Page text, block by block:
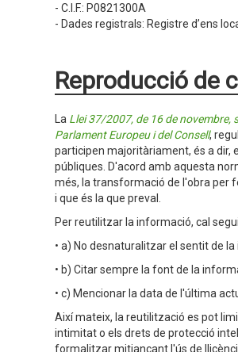
- C.I.F.: P0821300A
- Dades registrals: Registre d’ens
Reproducció de
La Llei 37/2007, de 16 de
Parlament Europeu i del Consell,
participen majoritàriament, és a dir,
públiques. D'acord amb aquesta
més, la transformació de l'obra per
i que és la que preval.
Per reutilitzar la informació, cal
• a) No desnaturalitzar el sentit de la
• b) Citar sempre la font de la
• c) Mencionar la data de l'última
Així mateix, la reutilització es pot
intimitat o els drets de protecció
formalitzar mitjançant l'ús de